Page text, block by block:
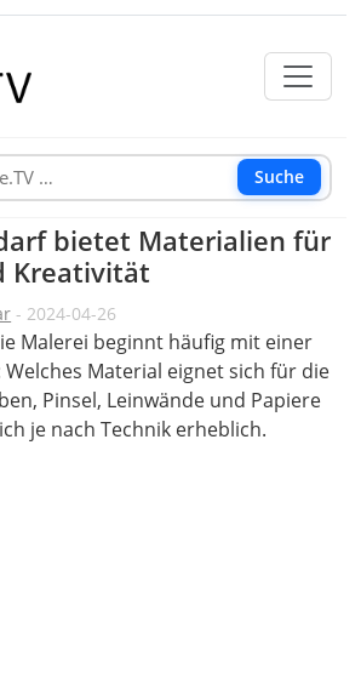
Suche
bietet Materialien für
Kreativität
- 2024-04-26
Malerei beginnt häufig mit einer
Welches Material eignet sich für die
Pinsel, Leinwände und Papiere
je nach Technik erheblich.